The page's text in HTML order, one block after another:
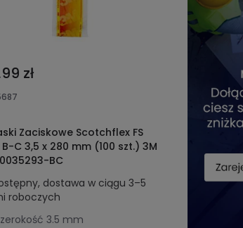
zł
Zaciskowe Scotchflex FS
C 3,5 x 280 mm (100 szt.) 3M
BC
dostawa w ciągu 3–5
roboczych
3.5 mm